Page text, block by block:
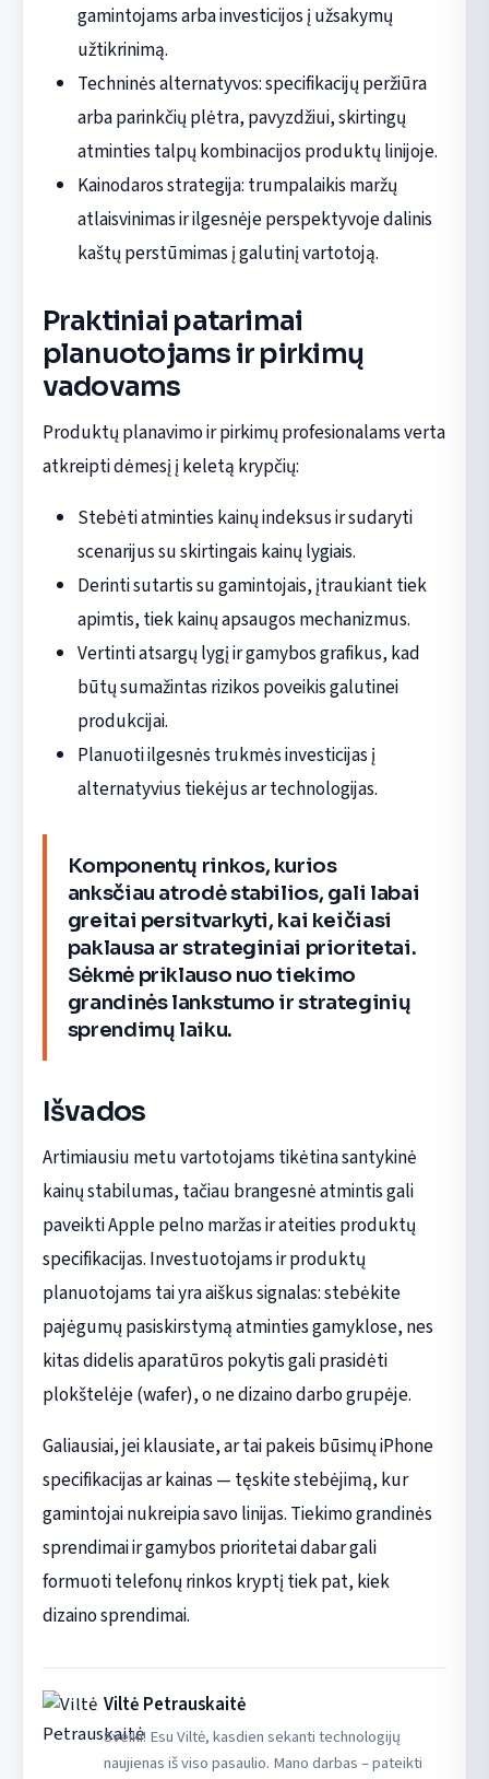
gamintojams arba investicijos į užsakymų
užtikrinimą.
Techninės alternatyvos: specifikacijų peržiūra
arba parinkčių plėtra, pavyzdžiui, skirtingų
atminties talpų kombinacijos produktų linijoje.
Kainodaros strategija: trumpalaikis maržų
atlaisvinimas ir ilgesnėje perspektyvoje dalinis
kaštų perstūmimas į galutinį vartotoją.
Praktiniai patarimai
planuotojams ir pirkimų
vadovams
Produktų planavimo ir pirkimų profesionalams verta
atkreipti dėmesį į keletą krypčių:
Stebėti atminties kainų indeksus ir sudaryti
scenarijus su skirtingais kainų lygiais.
Derinti sutartis su gamintojais, įtraukiant tiek
apimtis, tiek kainų apsaugos mechanizmus.
Vertinti atsargų lygį ir gamybos grafikus, kad
būtų sumažintas rizikos poveikis galutinei
produkcijai.
Planuoti ilgesnės trukmės investicijas į
alternatyvius tiekėjus ar technologijas.
Komponentų rinkos, kurios
anksčiau atrodė stabilios, gali labai
greitai persitvarkyti, kai keičiasi
paklausa ar strateginiai prioritetai.
Sėkmė priklauso nuo tiekimo
grandinės lankstumo ir strateginių
sprendimų laiku.
Išvados
Artimiausiu metu vartotojams tikėtina santykinė
kainų stabilumas, tačiau brangesnė atmintis gali
paveikti Apple pelno maržas ir ateities produktų
specifikacijas. Investuotojams ir produktų
planuotojams tai yra aiškus signalas: stebėkite
pajėgumų pasiskirstymą atminties gamyklose, nes
kitas didelis aparatūros pokytis gali prasidėti
plokštelėje (wafer), o ne dizaino darbo grupėje.
Galiausiai, jei klausiate, ar tai pakeis būsimų iPhone
specifikacijas ar kainas — tęskite stebėjimą, kur
gamintojai nukreipia savo linijas. Tiekimo grandinės
sprendimai ir gamybos prioritetai dabar gali
formuoti telefonų rinkos kryptį tiek pat, kiek
dizaino sprendimai.
Viltė Petrauskaitė
Sveiki! Esu Viltė, kasdien sekanti technologijų
naujienas iš viso pasaulio. Mano darbas – pateikti